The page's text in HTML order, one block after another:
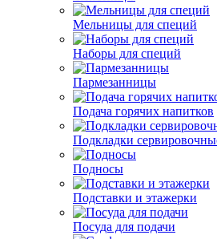
Мельницы для специй
Наборы для специй
Пармезанницы
Подача горячих напитков
Подкладки
Подносы
Подставки и этажерки
Посуда для подачи